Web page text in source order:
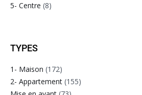
5- Centre (8)
TYPES
1- Maison (172)
2- Appartement (155)